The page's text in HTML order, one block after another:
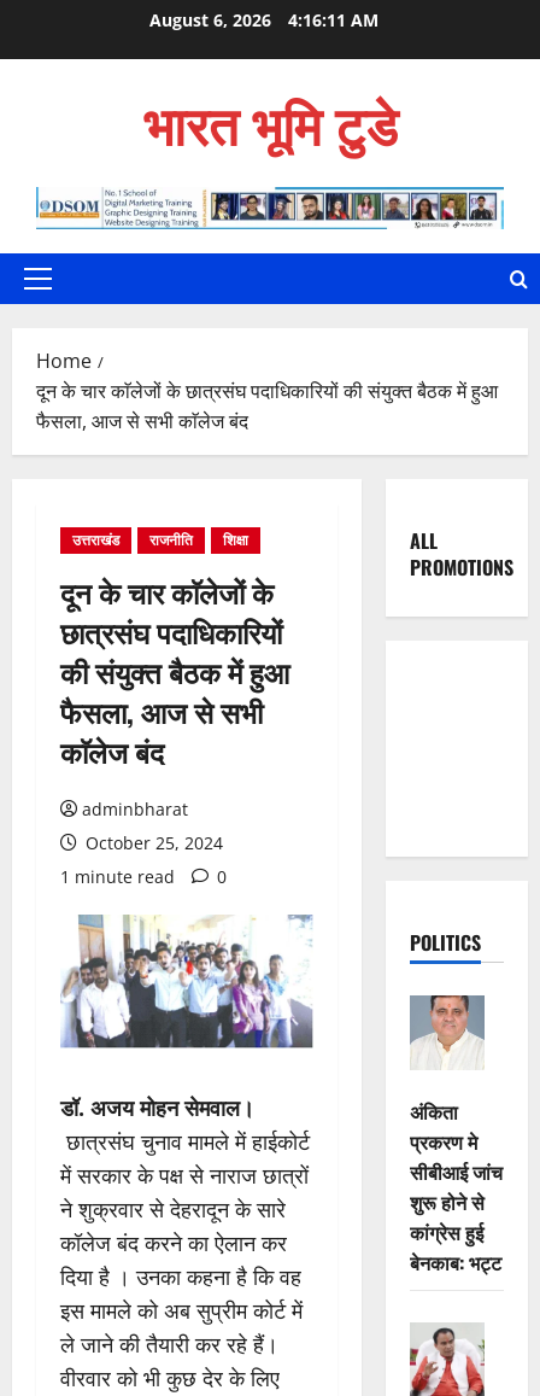
August 6, 2026 4:16:12 AM
भारत भूमि टुडे
Primary
Home
दून के चार काॅलेजों के छात्रसंघ पदाधिकारियों की संयुक्त बैठक में हुआ
फैसला, आज से सभी काॅलेज बंद
उत्तराखंड राजनीति शिक्षा
दून के चार काॅलेजों के
छात्रसंघ पदाधिकारियों
की संयुक्त बैठक में हुआ
फैसला, आज से सभी
काॅलेज बंद
adminbharat
October 25, 2024
1 minute read
0
डॉ. अजय मोहन सेमवाल।
छात्रसंघ चुनाव मामले में हाईकोर्ट
में सरकार के पक्ष से नाराज छात्रों
ने शुक्रवार से देहरादून के सारे
कॉलेज बंद करने का ऐलान कर
दिया है । उनका कहना है कि वह
इस मामले को अब सुप्रीम कोर्ट में
ले जाने की तैयारी कर रहे हैं।
वीरवार को भी कुछ देर के लिए
ALL
PROMOTIONS
POLITICS
अंकिता
प्रकरण मे
सीबीआई जांच
शुरू होने से
कांग्रेस हुई
बेनकाब: भट्ट